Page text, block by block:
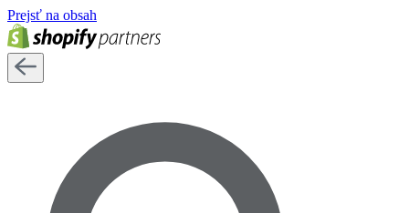
Prejsť na obsah